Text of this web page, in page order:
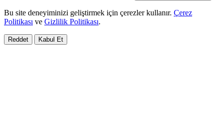
Bu site deneyiminizi geliştirmek için çerezler kullanır. Çerez
Politikası ve Gizlilik Politikası.
Reddet Kabul Et